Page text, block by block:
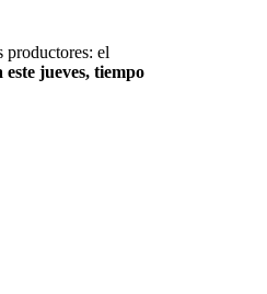
productores: el
este jueves, tiempo